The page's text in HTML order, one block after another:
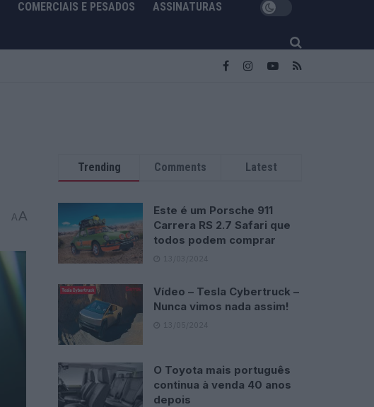
COMERCIAIS E PESADOS ASSINATURAS
AA
Trending Comments Latest
Este é um Porsche 911
Carrera RS 2.7 Safari que
todos podem comprar
13/03/2024
Vídeo – Tesla Cybertruck –
Nunca vimos nada assim!
13/05/2024
O Toyota mais português
continua à venda 40 anos
depois